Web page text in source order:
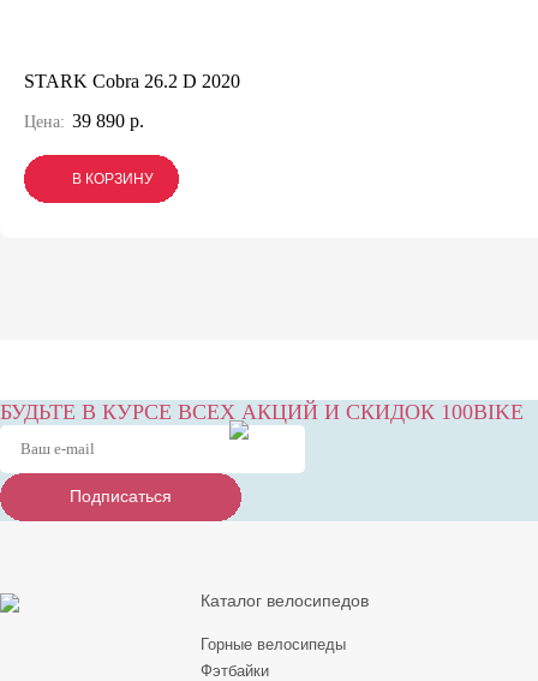
STARK Cobra 26.2 D 2020
Цена: 39 890 р.
В КОРЗИНУ
В КОРЗИНУ
В КОРЗИНУ
БУДЬТЕ В КУРСЕ ВСЕХ АКЦИЙ И СКИДОК 100BIKE
Подписаться
Подписаться
Подписаться
Каталог велосипедов
Горные велосипеды
Фэтбайки